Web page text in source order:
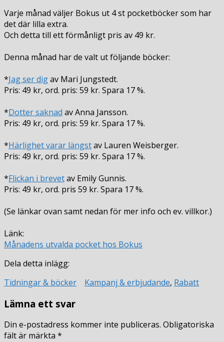
pocket
hos
Varje månad väljer Bokus ut 4 st pocketböcker som har
det där lilla extra.
Och detta till ett förmånligt pris av 49 kr.
Denna månad har de valt ut följande böcker:
*Jag ser digav Mari Jungstedt.
Pris: 49 kr, ord. pris: 59 kr. Spara 17 %.
*Dotter saknad av Anna Jansson.
Pris: 49 kr, ord. pris: 59 kr. Spara 17 %.
*Härlighet varar längstav Lauren Weisberger.
Pris: 49 kr, ord. pris: 59 kr. Spara 17 %.
*Flickan i brevetav Emily Gunnis.
Pris: 49 kr, ord. pris 59 kr. Spara 17 %.
(Se länkar ovan samt nedan för mer info och ev. villkor.)
Länk:
Månadens utvalda pocket hos Bokus
Dela detta inlägg:
Tidningar & böcker
Kampanj & erbjudande, Rabatt
Lämna ett svar
Din e-postadress kommer inte publiceras. Obligatoriska
fält är märkta *